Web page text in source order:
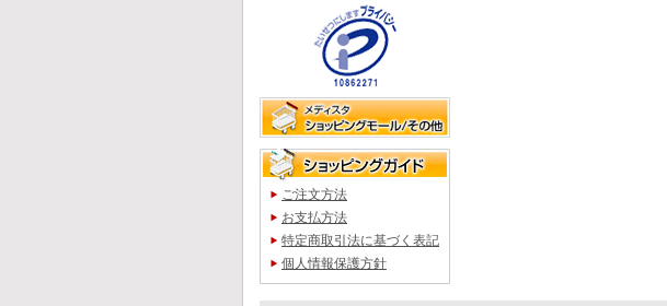
ご注文方法
お支払方法
特定商取引法に基づく表記
個人情報保護方針